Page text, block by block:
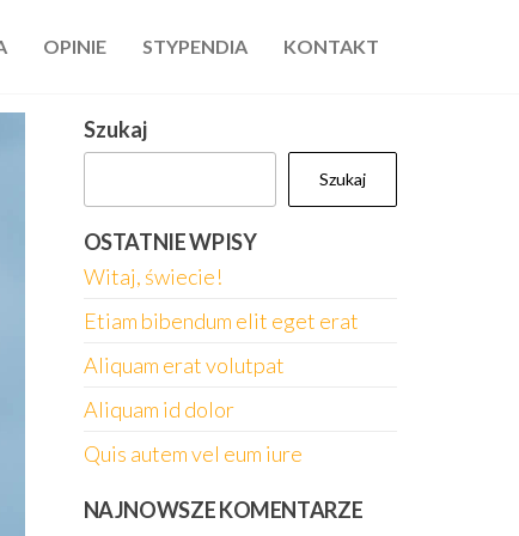
OPINIE STYPENDIA KONTAKT
Szukaj
Szukaj
OSTATNIE WPISY
Witaj, świecie!
Etiam bibendum elit eget erat
Aliquam erat volutpat
Aliquam id dolor
Quis autem vel eum iure
NAJNOWSZE KOMENTARZE